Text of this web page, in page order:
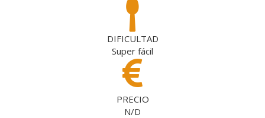
DIFICULTAD
Super fácil
PRECIO
N/D